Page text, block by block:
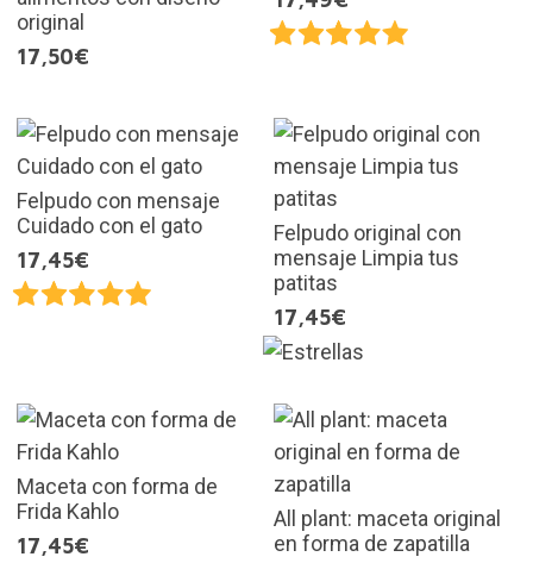
original
17,50€
Felpudo con mensaje
Cuidado con el gato
17,45€
Felpudo original con
mensaje Limpia tus
patitas
17,45€
Maceta con forma de
Frida Kahlo
17,45€
All plant: maceta original
en forma de zapatilla